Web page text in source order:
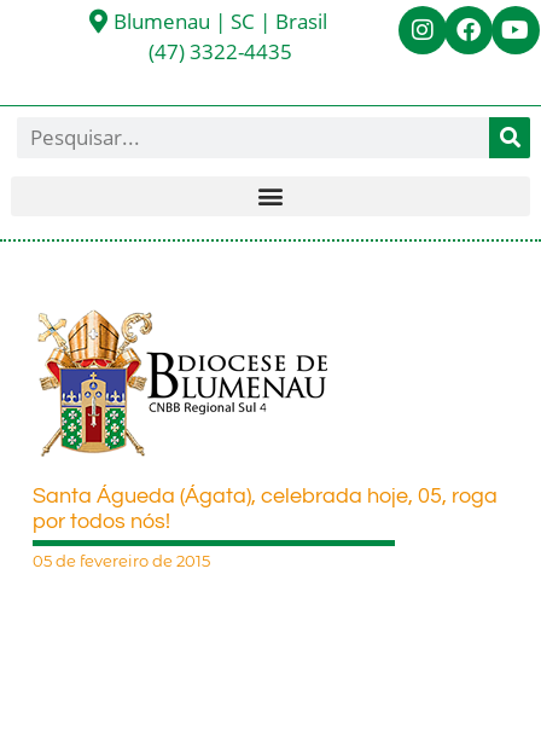
Blumenau | SC | Brasil
(47) 3322-4435
Santa Águeda (Ágata), celebrada hoje, 05, roga
por todos nós!
05 de fevereiro de 2015